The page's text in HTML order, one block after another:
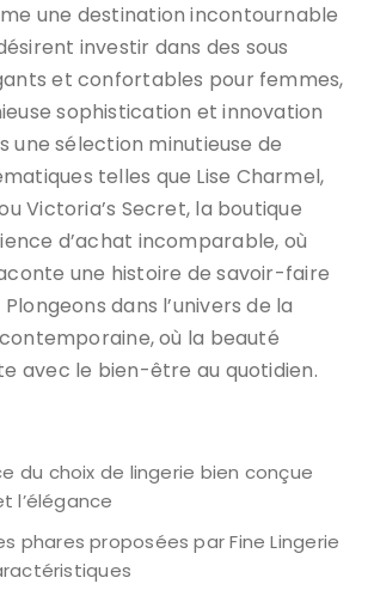
une destination incontournable
investir dans des sous
et confortables pour femmes,
sophistication et innovation
une sélection minutieuse de
telles que Lise Charmel,
Victoria’s Secret, la boutique
d’achat incomparable, où
une histoire de savoir-faire
dans l’univers de la
où la beauté
avec le bien-être au quotidien.
du choix de lingerie bien conçue
l’élégance
phares proposées par Fine Lingerie